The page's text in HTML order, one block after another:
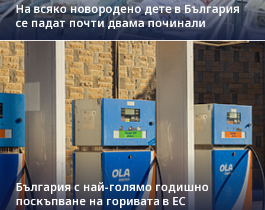
На всяко новородено дете в България
се падат почти двама починали
България с най-голямо годишно
поскъпване на горивата в ЕС